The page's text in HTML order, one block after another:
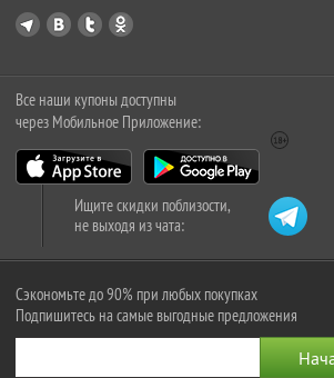
Все наши купоны доступны
через Мобильное Приложение:
Ищите скидки поблизости,
не выходя из чата:
Сэкономьте до 90% при любых покупках
Подпишитесь на самые выгодные предложения